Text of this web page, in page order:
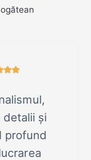
detalii și
profund